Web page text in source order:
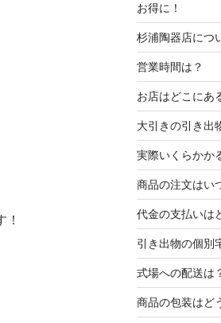
お得に！
杉浦陶器店につ
営業時間は？
お店はどこにあ
大引きの引き出
実際いくらかか
商品の注文はい
代金の支払いは
引き出物の個別
式場への配送は
商品の包装はど